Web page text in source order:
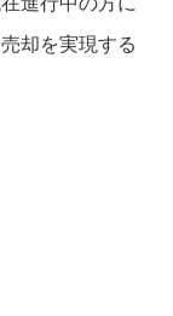
却を実現する